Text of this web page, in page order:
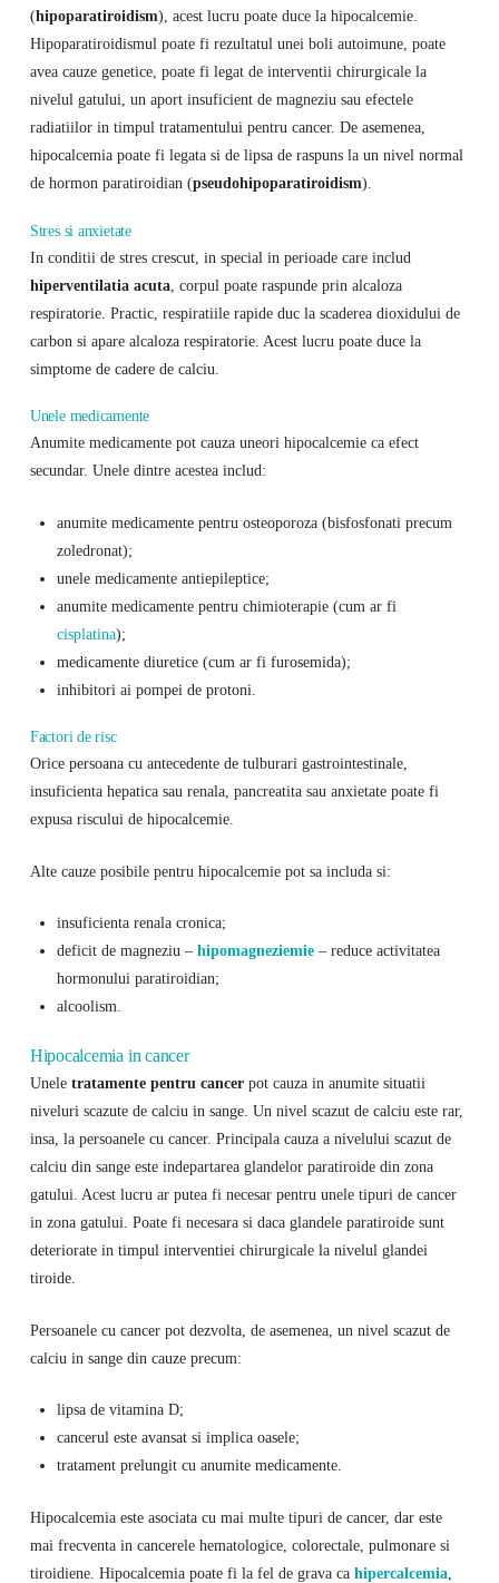
(hipoparatiroidism), acest lucru poate duce la hipocalcemie.
Hipoparatiroidismul poate fi rezultatul unei boli autoimune, poate
avea cauze genetice, poate fi legat de interventii chirurgicale la
nivelul gatului, un aport insuficient de magneziu sau efectele
radiatiilor in timpul tratamentului pentru cancer. De asemenea,
hipocalcemia poate fi legata si de lipsa de raspuns la un nivel normal
de hormon paratiroidian (pseudohipoparatiroidism).
Stres si anxietate
In conditii de stres crescut, in special in perioade care includ
hiperventilatia acuta, corpul poate raspunde prin alcaloza
respiratorie. Practic, respiratiile rapide duc la scaderea dioxidului de
carbon si apare alcaloza respiratorie. Acest lucru poate duce la
simptome de cadere de calciu.
Unele medicamente
Anumite medicamente pot cauza uneori hipocalcemie ca efect
secundar. Unele dintre acestea includ:
anumite medicamente pentru osteoporoza (bisfosfonati precum
zoledronat);
unele medicamente antiepileptice;
anumite medicamente pentru chimioterapie (cum ar fi
cisplatina);
medicamente diuretice (cum ar fi furosemida);
inhibitori ai pompei de protoni.
Factori de risc
Orice persoana cu antecedente de tulburari gastrointestinale,
insuficienta hepatica sau renala, pancreatita sau anxietate poate fi
expusa riscului de hipocalcemie.
Alte cauze posibile pentru hipocalcemie pot sa includa si:
insuficienta renala cronica;
deficit de magneziu – hipomagneziemie– reduce activitatea
hormonului paratiroidian;
alcoolism.
Hipocalcemia in cancer
Uneletratamente pentru cancerpot cauza in anumite situatii
niveluri scazute de calciu in sange. Un nivel scazut de calciu este rar,
insa, la persoanele cu cancer. Principala cauza a nivelului scazut de
calciu din sange este indepartarea glandelor paratiroide din zona
gatului. Acest lucru ar putea fi necesar pentru unele tipuri de cancer
in zona gatului. Poate fi necesara si daca glandele paratiroide sunt
deteriorate in timpul interventiei chirurgicale la nivelul glandei
tiroide.
Persoanele cu cancer pot dezvolta, de asemenea, un nivel scazut de
calciu in sange din cauze precum:
lipsa de vitamina D;
cancerul este avansat si implica oasele;
tratament prelungit cu anumite medicamente.
Hipocalcemia este asociata cu mai multe tipuri de cancer, dar este
mai frecventa in cancerele hematologice, colorectale, pulmonare si
tiroidiene. Hipocalcemia poate fi la fel de grava ca hipercalcemia,